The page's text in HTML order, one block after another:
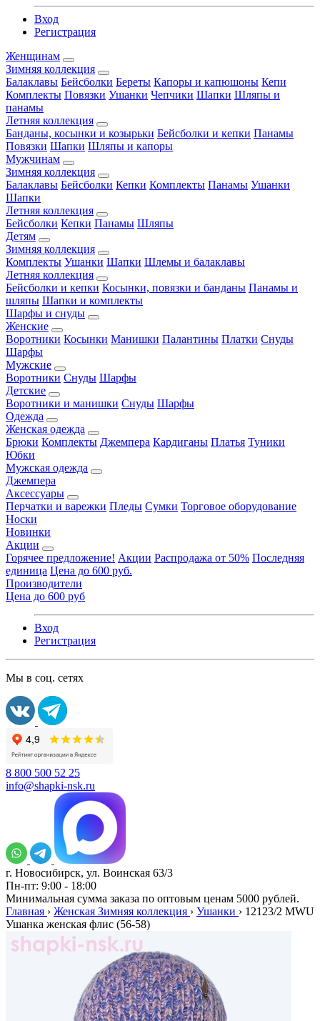
Вход
Регистрация
Женщинам
Зимняя коллекция
Балаклавы Бейсболки Береты Капоры и капюшоны Кепи
Комплекты Повязки Ушанки Чепчики Шапки Шляпы и
панамы
Летняя коллекция
Банданы, косынки и козырьки Бейсболки и кепки Панамы
Повязки Шапки Шляпы и капоры
Мужчинам
Зимняя коллекция
Балаклавы Бейсболки Кепки Комплекты Панамы Ушанки
Шапки
Летняя коллекция
Бейсболки Кепки Панамы Шляпы
Детям
Зимняя коллекция
Комплекты Ушанки Шапки Шлемы и балаклавы
Летняя коллекция
Бейсболки и кепки Косынки, повязки и банданы Панамы и
шляпы Шапки и комплекты
Шарфы и снуды
Женские
Воротники Косынки Манишки Палантины Платки Снуды
Шарфы
Мужские
Воротники Снуды Шарфы
Детские
Воротники и манишки Снуды Шарфы
Одежда
Женская одежда
Брюки Комплекты Джемпера Кардиганы Платья Туники
Юбки
Мужская одежда
Джемпера
Аксессуары
Перчатки и варежки Пледы Сумки Торговое оборудование
Носки
Новинки
Акции
Горячее предложение! Акции Распродажа от 50% Последняя
единица Цена до 600 руб.
Производители
Цена до 600 руб
Вход
Регистрация
Мы в соц. сетях
8 800 500 52 25
info@shapki-nsk.ru
г. Новосибирск, ул. Воинская 63/3
Пн-пт: 9:00 - 18:00
Минимальная сумма заказа по оптовым ценам 5000 рублей.
Главная › Женская Зимняя коллекция › Ушанки › 12123/2 MWU
Ушанка женская флис (56-58)